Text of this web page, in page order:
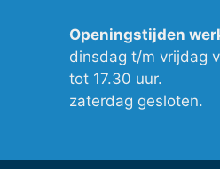
Openingstijden
dinsdag t/m vrijdag
tot 17.30 uur.
zaterdag gesloten.